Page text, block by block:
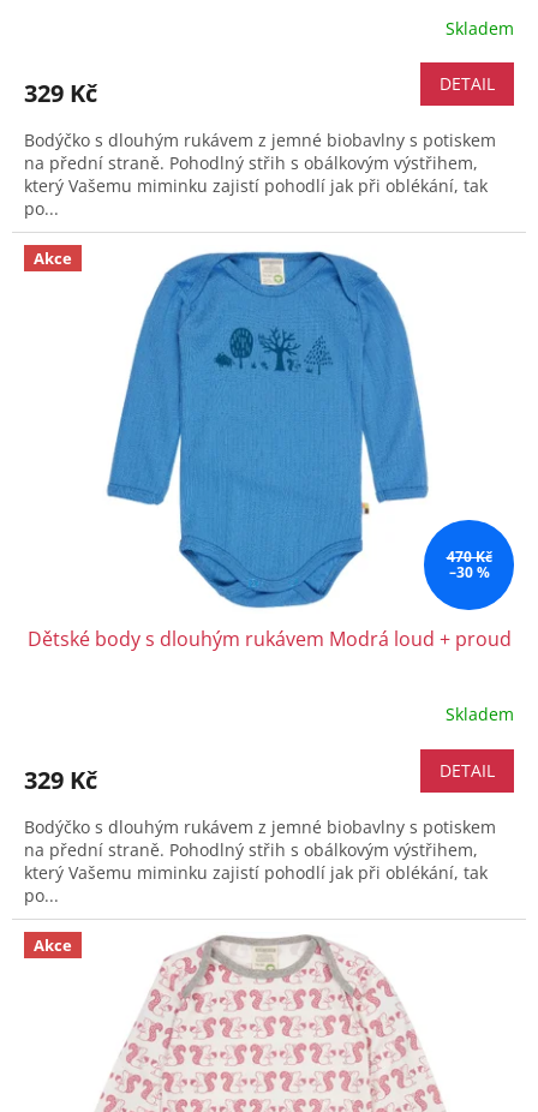
Skladem
329 Kč DETAIL
Bodýčko s dlouhým rukávem z jemné biobavlny s potiskem
na přední straně. Pohodlný střih s obálkovým výstřihem,
který Vašemu miminku zajistí pohodlí jak při oblékání, tak
po...
Akce
470 Kč
–30 %
Dětské body s dlouhým rukávem Modrá loud + proud
Skladem
329 Kč DETAIL
Bodýčko s dlouhým rukávem z jemné biobavlny s potiskem
na přední straně. Pohodlný střih s obálkovým výstřihem,
který Vašemu miminku zajistí pohodlí jak při oblékání, tak
po...
Akce